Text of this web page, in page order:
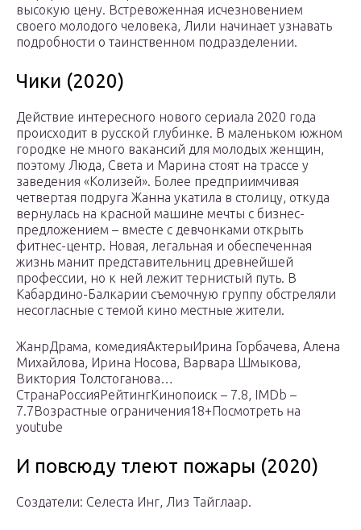
высокую цену. Встревоженная исчезновением
своего молодого человека, Лили начинает узнавать
подробности о таинственном подразделении.
Чики (2020)
Действие интересного нового сериала 2020 года
происходит в русской глубинке. В маленьком южном
городке не много вакансий для молодых женщин,
поэтому Люда, Света и Марина стоят на трассе у
заведения «Колизей». Более предприимчивая
четвертая подруга Жанна укатила в столицу, откуда
вернулась на красной машине мечты с бизнес-
предложением – вместе с девчонками открыть
фитнес-центр. Новая, легальная и обеспеченная
жизнь манит представительниц древнейшей
профессии, но к ней лежит тернистый путь. В
Кабардино-Балкарии съемочную группу обстреляли
несогласные с темой кино местные жители.
ЖанрДрама, комедияАктерыИрина Горбачева, Алена
Михайлова, Ирина Носова, Варвара Шмыкова,
Виктория Толстоганова…
СтранаРоссияРейтингКинопоиск – 7.8, IMDb –
7.7Возрастные ограничения18+Посмотреть на
youtube
И повсюду тлеют пожары (2020)
Создатели: Селеста Инг, Лиз Тайглаар.